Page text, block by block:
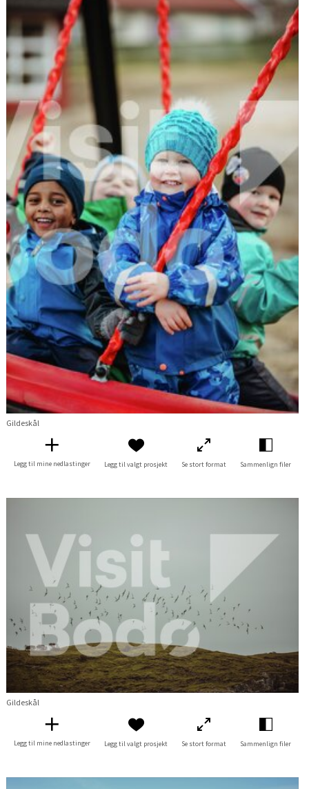
Gildeskål
Legg til mine nedlastinger Legg til valgt prosjekt Se stort format Sammenlign filer
Gildeskål
Legg til mine nedlastinger Legg til valgt prosjekt Se stort format Sammenlign filer